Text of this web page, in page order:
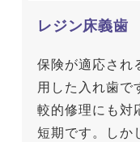
レジン床義歯
保険が適応され
用した入れ歯で
較的修理にも対
短期です。しか